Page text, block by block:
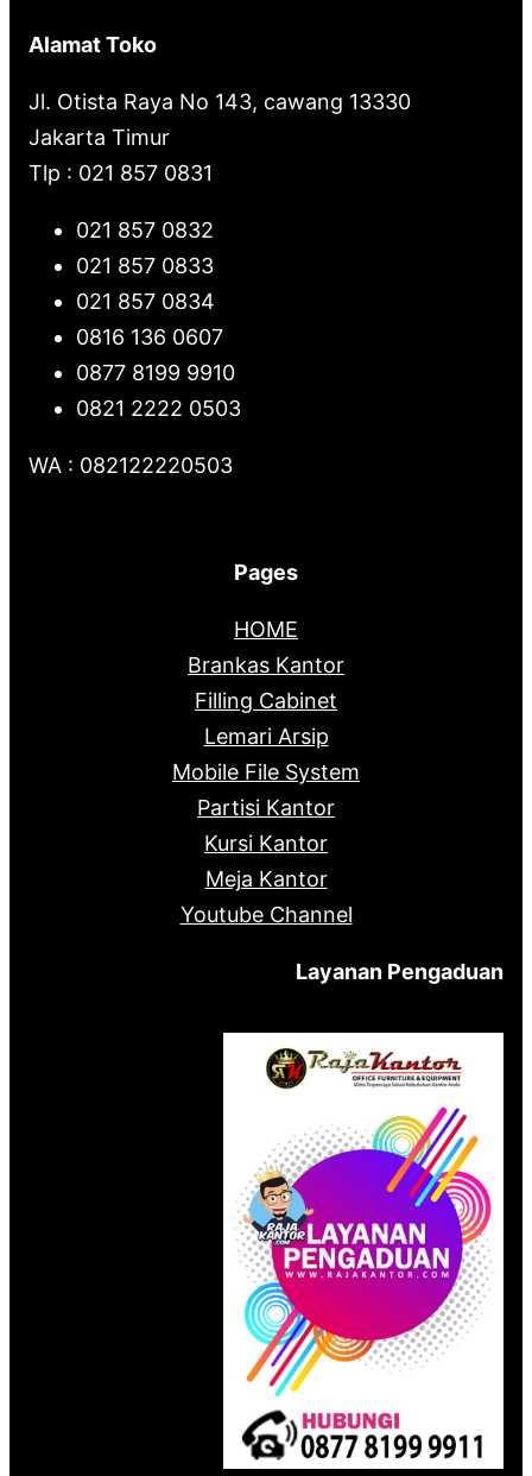
Alamat Toko
Jl. Otista Raya No 143, cawang 13330
Jakarta Timur
Tlp : 021 857 0831
021 857 0832
021 857 0833
021 857 0834
0816 136 0607
0877 8199 9910
0821 2222 0503
WA : 082122220503
Pages
HOME
Brankas Kantor
Filling Cabinet
Lemari Arsip
Mobile File System
Partisi Kantor
Kursi Kantor
Meja Kantor
Youtube Channel
Layanan Pengaduan